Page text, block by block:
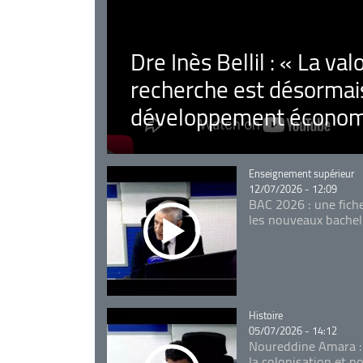
Dre Inès Bellil : « La
recherche est
développement
Catégorie
Enseignement supérieur
12/07/2026 - 12:09
BAC 2026 : une
les nouveaux
Catégorie
Histoire
05/07/2026 - 14:12
Noureddine Amara